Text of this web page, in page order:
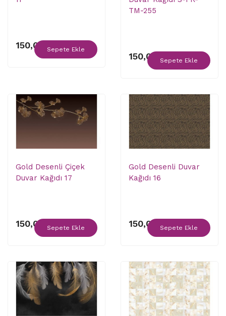
150,00 ₺Sepete Ekle
TM-255
150,00 ₺Sepete Ekle
Gold Desenli Çiçek
Duvar Kağıdı 17
150,00 ₺Sepete Ekle
Gold Desenli Duvar
Kağıdı 16
150,00 ₺Sepete Ekle